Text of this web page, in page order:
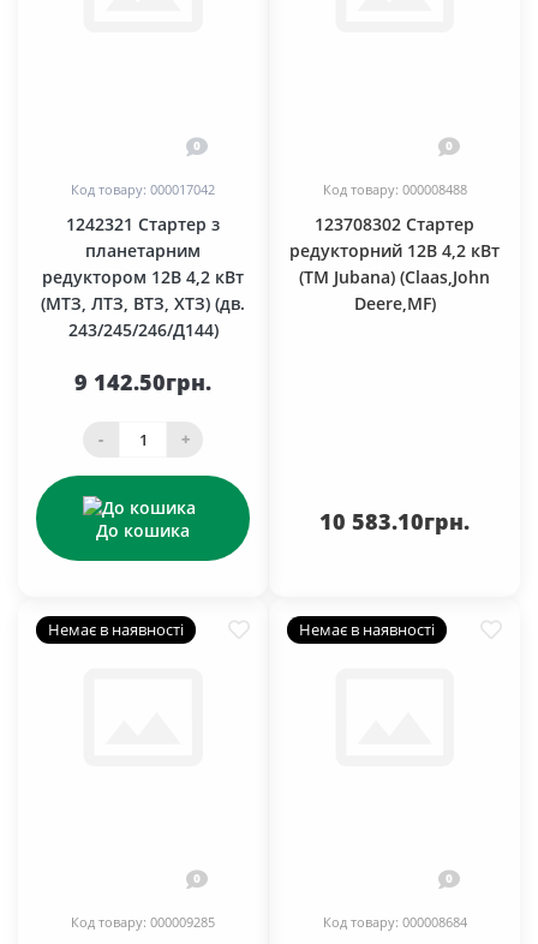
0
Код товару: 000017042
1242321 Стартер з
планетарним
редуктором 12В 4,2 кВт
(МТЗ, ЛТЗ, ВТЗ, ХТЗ) (дв.
243/245/246/Д144)
9 142.50грн.
- +
До кошика
0
Код товару: 000008488
123708302 Стартер
редукторний 12В 4,2 кВт
(TM Jubana) (Claas,John
Deere,MF)
10 583.10грн.
Немає в наявності
0
Код товару: 000009285
Немає в наявності
0
Код товару: 000008684